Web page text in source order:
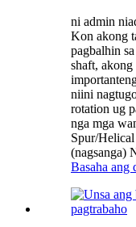
ni admin
Kon akong
pagbalhin
shaft, akong
niini
rotation ug
nga mga
Spur/
(nagsanga)
Basaha ang